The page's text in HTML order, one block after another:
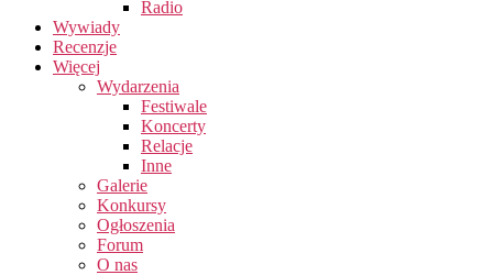
Radio
Wywiady
Recenzje
Więcej
Wydarzenia
Festiwale
Koncerty
Relacje
Inne
Galerie
Konkursy
Ogłoszenia
Forum
O nas